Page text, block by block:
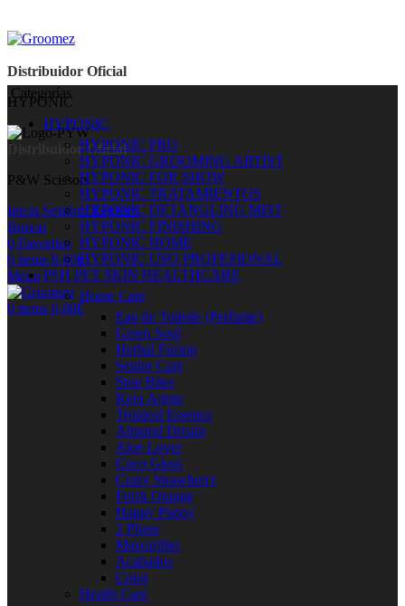
Distribuidor Oficial
HYPONIC
Distribuidor Oficial
P&W Scissors
Inicia Sesión / Registro
Buscar
0 Favoritos
0 items 0,00€
Menu
0 items 0,00€
Categorías
HYPONIC
HYPONIC PRO
HYPONIC GROOMING ARTIST
HYPONIC FOR SHOW
HYPONIC TRATAMIENTOS
HYPONIC DETANGLING MIST
HYPONIC FINISHING
HYPONIC HOME
HYPONIC USO PROFESIONAL
PSH PET SKIN HEALTHCARE
Home Care
Eau de Toilette (Perfume)
Green Soul
Herbal Fusion
Senior Care
Stop Bites
Kera Argan
Tropical Essence
Almond Dream
Aloe Lover
Coco Gloss
Crazy Strawberry
Fresh Orange
Happy Puppy
2 Phase
Mascarillas
Acabados
Color
Health Care